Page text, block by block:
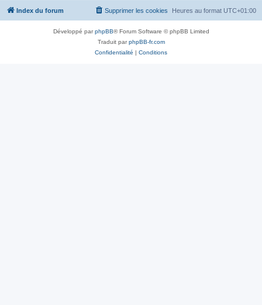
Index du forum Heures au format UTC+01:00
Supprimer les cookies
Développé parphpBB® Forum Software © phpBB Limited
Traduit parphpBB-fr.com
Confidentialité | Conditions